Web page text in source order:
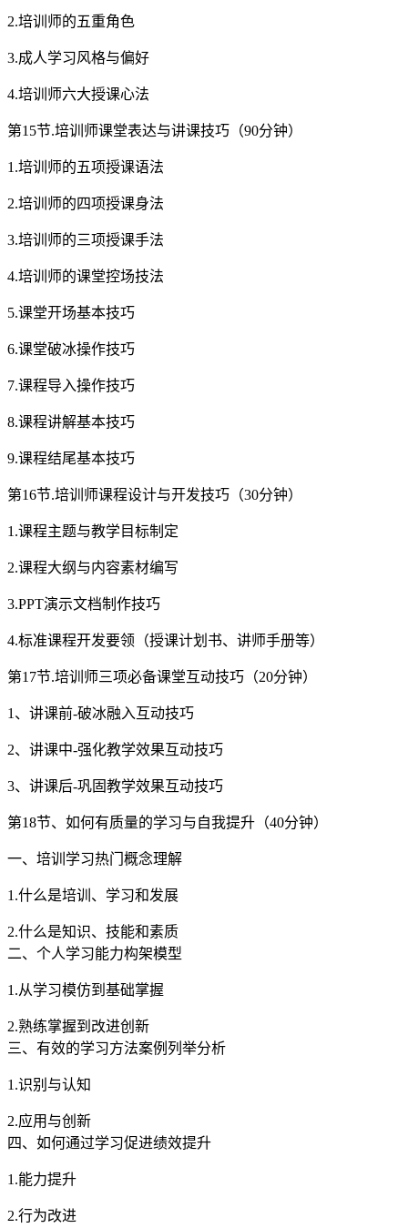
2.培训师的五重角色
3.成人学习风格与偏好
4.培训师六大授课心法
第15节.培训师课堂表达与讲课技巧（90分钟）
1.培训师的五项授课语法
2.培训师的四项授课身法
3.培训师的三项授课手法
4.培训师的课堂控场技法
5.课堂开场基本技巧
6.课堂破冰操作技巧
7.课程导入操作技巧
8.课程讲解基本技巧
9.课程结尾基本技巧
第16节.培训师课程设计与开发技巧（30分钟）
1.课程主题与教学目标制定
2.课程大纲与内容素材编写
3.PPT演示文档制作技巧
4.标准课程开发要领（授课计划书、讲师手册等）
第17节.培训师三项必备课堂互动技巧（20分钟）
1、讲课前-破冰融入互动技巧
2、讲课中-强化教学效果互动技巧
3、讲课后-巩固教学效果互动技巧
第18节、如何有质量的学习与自我提升（40分钟）
一、培训学习热门概念理解
1.什么是培训、学习和发展
2.什么是知识、技能和素质
二、个人学习能力构架模型
1.从学习模仿到基础掌握
2.熟练掌握到改进创新
三、有效的学习方法案例列举分析
1.识别与认知
2.应用与创新
四、如何通过学习促进绩效提升
1.能力提升
2.行为改进